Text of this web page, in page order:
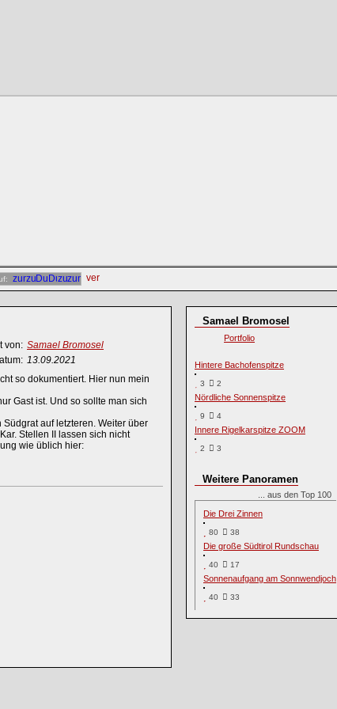
von: Samael Bromosel
13.09.2021
so dokumentiert. Hier nun mein
Gast ist. Und so sollte man sich
auf letzteren. Weiter über
Stellen II lassen sich nicht
wie üblich hier:
Samael Bromosel
Portfolio
Hintere Bachofenspitze
3 2
Nördliche Sonnenspitze
9 4
Innere Rigelkarspitze ZOOM
2 3
Weitere Panoramen
... aus den Top 100
Die Drei Zinnen
80 38
Die große Südtirol Rundschau
40 17
Sonnenaufgang am Sonnwendjoch
40 33